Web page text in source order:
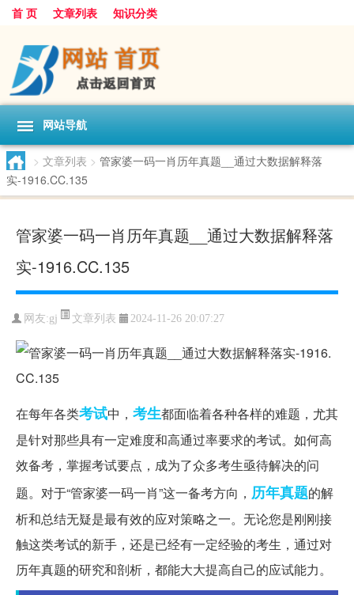
首 页 文章列表 知识分类
网站导航
> 文章列表 > 管家婆一码一肖历年真题__通过大数据解释落
实-1916.CC.135
管家婆一码一肖历年真题__通过大数据解释落
实-1916.CC.135
网友:gj 文章列表 2024-11-26 20:07:27
在每年各类考试中， 考生都面临着各种各样的难题，尤其
是针对那些具有一定难度和高通过率要求的考试。如何高
效备考，掌握考试要点，成为了众多考生亟待解决的问
题。对于“管家婆一码一肖”这一备考方向， 历年真题的解
析和总结无疑是最有效的应对策略之一。无论您是刚刚接
触这类考试的新手，还是已经有一定经验的考生，通过对
历年真题的研究和剖析，都能大大提高自己的应试能力。